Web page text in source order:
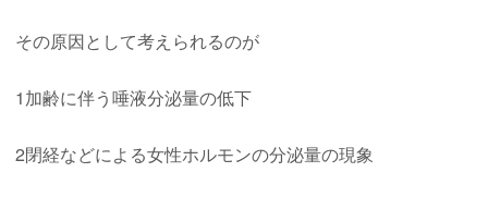
その原因として考えられるのが
1加齢に伴う唾液分泌量の低下
2閉経などによる女性ホルモンの分泌量の現象